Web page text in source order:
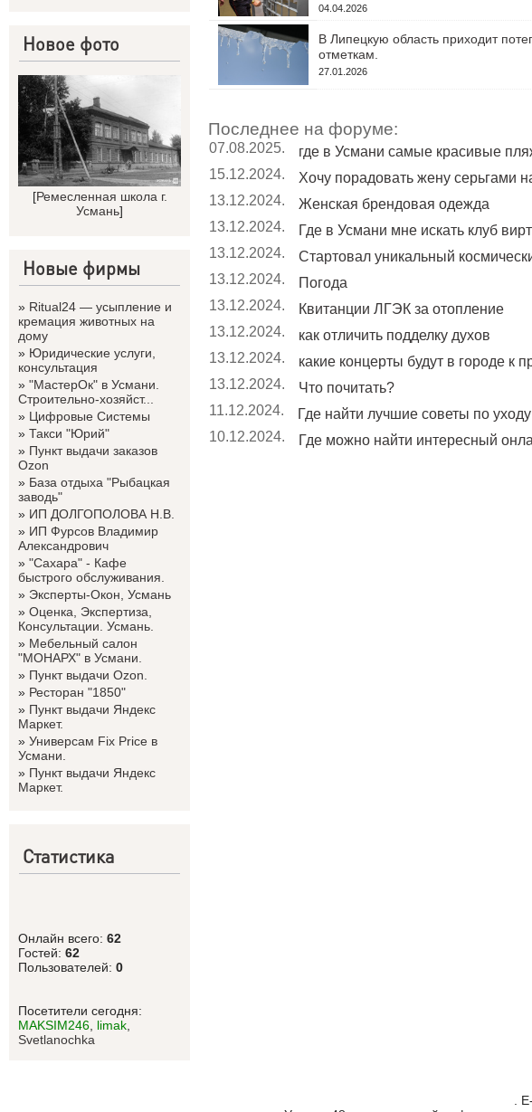
Новое фото
[Ремесленная школа г.
Усмань]
Новые фирмы
» Ritual24 — усыпление и
кремация животных на
дому
» Юридические услуги,
консультация
» "МастерОк" в Усмани.
Строительно-хозяйст...
» Цифровые Системы
» Такси "Юрий"
» Пункт выдачи заказов
Ozon
» База отдыха "Рыбацкая
заводь"
» ИП ДОЛГОПОЛОВА Н.В.
» ИП Фурсов Владимир
Александрович
» "Сахара" - Кафе
быстрого обслуживания.
» Эксперты-Окон, Усмань
» Оценка, Экспертиза,
Консультации. Усмань.
» Мебельный салон
"МОНАРХ" в Усмани.
» Пункт выдачи Ozon.
» Ресторан "1850"
» Пункт выдачи Яндекс
Маркет.
» Универсам Fix Price в
Усмани.
» Пункт выдачи Яндекс
Маркет.
Статистика
Онлайн всего: 62
Гостей: 62
Пользователей: 0
Посетители сегодня:
MAKSIM246 limak
Svetlanоchka
04.04.2026
В Липецкую область приходит
отметкам.
27.01.2026
Последнее на форуме:
07.08.2025.
где в Усмани самые красивые
15.12.2024.
Хочу порадовать жену серьгами
13.12.2024.
Женская брендовая одежда
13.12.2024.
Где в Усмани мне искать клуб
13.12.2024.
Стартовал уникальный
13.12.2024.
Погода
13.12.2024.
Квитанции ЛГЭК за отопление
13.12.2024.
как отличить подделку духов
13.12.2024.
какие концерты будут в городе к
13.12.2024.
Что почитать?
11.12.2024.
Где найти лучшие советы по уходу
10.12.2024.
Где можно найти интересный
.